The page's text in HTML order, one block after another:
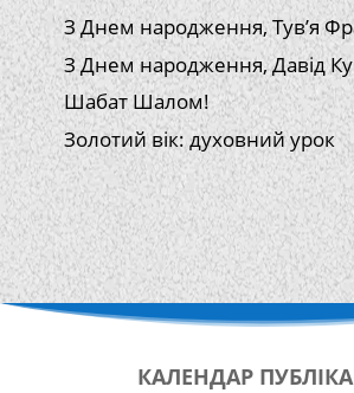
З Днем народження, Тув’я
З Днем народження, Давід
Шабат Шалом!
Золотий вік: духовний урок
КАЛЕНДАР